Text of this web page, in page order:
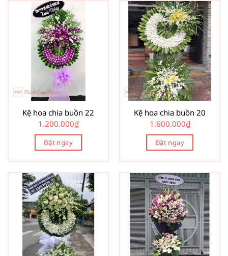
Kệ hoa chia buồn 22
1.200.000₫
Đặt ngay
Kệ hoa chia buồn 20
1.600.000₫
Đặt ngay